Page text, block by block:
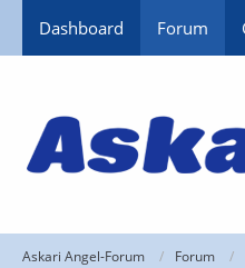
Dashboard Forum
Askari Angel-Forum Forum